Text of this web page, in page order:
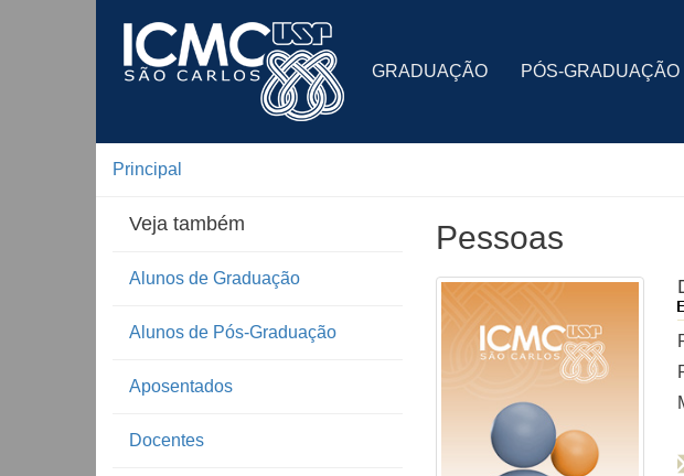
GRADUAÇÃO PÓS-GRADUAÇÃO
Principal
Veja também
Alunos de Graduação
Alunos de Pós-Graduação
Aposentados
Docentes
Pessoas